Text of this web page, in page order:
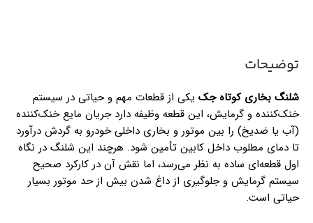
توضیحات
شلنگ بخاری کوتاه جک یکی از قطعات مهم و حیاتی در سیستم
خنک‌کننده و گرمایش، این قطعه وظیفه دارد جریان مایع خنک‌کننده
(آب یا ضدیخ) را بین موتور و بخاری داخلی خودرو به گردش درآورد
تا دمای مطلوب داخل کابین تأمین شود. هرچند این شلنگ در نگاه
اول قطعه‌ای ساده به نظر می‌رسد، اما نقش آن در کارکرد صحیح
سیستم گرمایش و جلوگیری از داغ شدن بیش از حد موتور بسیار
حیاتی است.